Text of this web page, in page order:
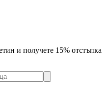
и получете 15% отстъпка